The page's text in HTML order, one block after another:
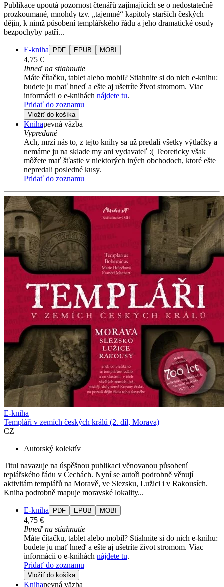
Publikace upoutá pozornost čtenářů zajímajících se o nedostatečně
prozkoumané, mnohdy tzv. „tajemné“ kapitoly starších českých
dějin, k nimž působení templářského řádu a jeho dramatické osudy
bezpochyby patří...
E-kniha PDF EPUB MOBI
4,75 €
Ihneď na stiahnutie
Máte čítačku, tablet alebo mobil? Stiahnite si do nich e-knihu:
budete ju mať hneď a ešte aj ušetríte život stromom. Viac
informácii o e-knihách nájdete tu.
Pridať do zoznamu
Vložiť do košíka
Knihapevná väzba
Vypredané
Ach, mrzí nás to, z tejto knihy sa už predali všetky výtlačky a
nemáme ju na sklade my ani vydavateľ :( Teoreticky však
môžete mať šťastie v niektorých iných obchodoch, ktoré ešte
nepredali posledné kusy.
Pridať do zoznamu
E-kniha
Templáři v zemích českých králů (2. díl, Morava)
CZ
Autorský kolektív
Titul navazuje na úspěšnou publikaci věnovanou působení
teplářského řádu v Čechách. Nyní se autoři podrobně věnují
aktivitám templářů na Moravě, ve Slezsku, Lužici i v Rakousích.
Kniha podrobně mapuje moravské lokality...
E-kniha PDF EPUB MOBI
4,75 €
Ihneď na stiahnutie
Máte čítačku, tablet alebo mobil? Stiahnite si do nich e-knihu:
budete ju mať hneď a ešte aj ušetríte život stromom. Viac
informácii o e-knihách nájdete tu.
Pridať do zoznamu
Vložiť do košíka
Knihapevná väzba